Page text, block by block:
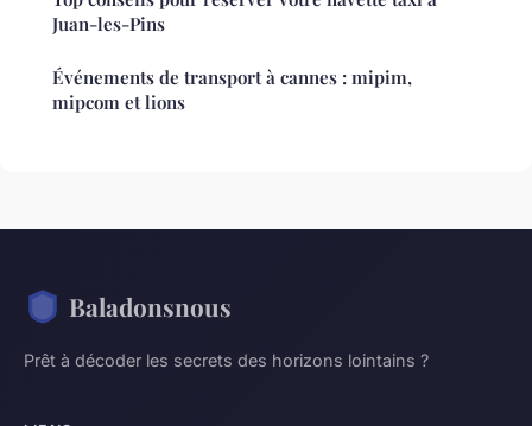
Juan-les-Pins
Événements de transport à cannes : mipim,
mipcom et lions
Baladonsnous
Prêt à décoder les secrets des horizons lointains ?